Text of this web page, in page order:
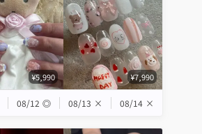
¥5,990 ¥7,990
08/12 ◎ 08/13 × 08/14 ×